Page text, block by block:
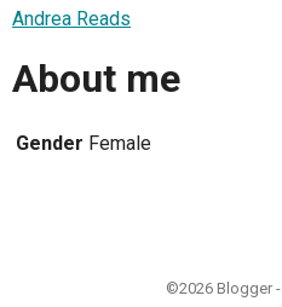
Andrea Reads
About me
Gender Female
©2026 Blogger -